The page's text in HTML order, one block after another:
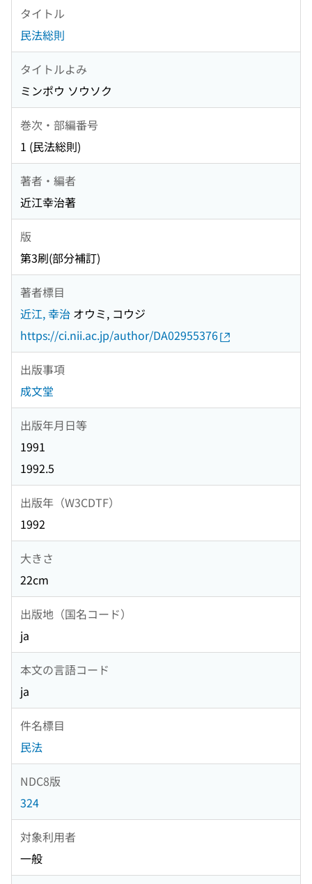
タイトル
民法総則
タイトルよみ
ミンポウ ソウソク
巻次・部編番号
1 (民法総則)
著者・編者
近江幸治著
版
第3刷(部分補訂)
著者標目
近江, 幸治 オウミ, コウジ
https://ci.nii.ac.jp/author/DA02955376
出版事項
成文堂
出版年月日等
1991
1992.5
出版年（W3CDTF）
1992
大きさ
22cm
出版地（国名コード）
ja
本文の言語コード
ja
件名標目
民法
NDC8版
324
対象利用者
一般